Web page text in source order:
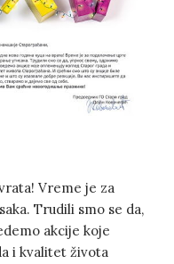
Vreme je za
Trudili smo se da,
akcije koje
i kvalitet života